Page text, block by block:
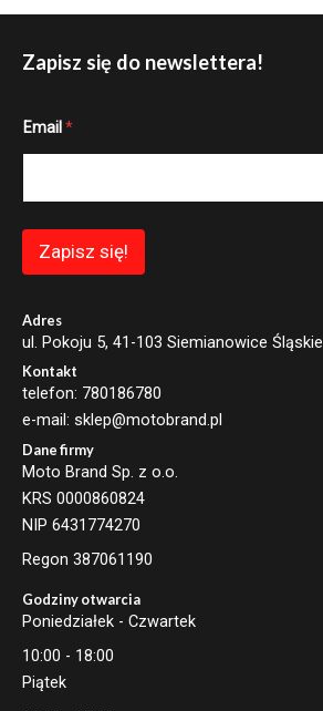
Zapisz się do newslettera!
m
E
l
m
a
l
Email *
Zapisz się!
Adres
ul. Pokoju 5, 41-103 Siemianowice Śląskie
Kontakt
telefon: 780186780
e-mail: sklep@motobrand.pl
Dane firmy
Moto Brand Sp. z o.o.
KRS 0000860824
NIP 6431774270
Regon 387061190
Godziny otwarcia
Poniedziałek - Czwartek
10:00 - 18:00
Piątek